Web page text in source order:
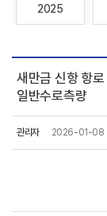
2025
새만금 신항 항
일반수로측량
관리자 2026-01-08